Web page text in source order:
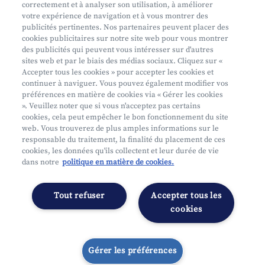
Phishing
Mifid
Privacy
Info juridique
Soumis au contrôle de l'OCM
Déclaration d'accessibilité
Gérer les préférences
correctement et à analyser son utilisation, à améliorer
votre expérience de navigation et à vous montrer des
publicités pertinentes. Nos partenaires peuvent placer des
cookies publicitaires sur notre site web pour vous montrer
des publicités qui peuvent vous intéresser sur d'autres
sites web et par le biais des médias sociaux. Cliquez sur «
Accepter tous les cookies » pour accepter les cookies et
continuer à naviguer. Vous pouvez également modifier vos
préférences en matière de cookies via « Gérer les cookies
». Veuillez noter que si vous n'acceptez pas certains
cookies, cela peut empêcher le bon fonctionnement du site
web. Vous trouverez de plus amples informations sur le
responsable du traitement, la finalité du placement de ces
cookies, les données qu'ils collectent et leur durée de vie
dans notre politique en matière de cookies.
Accepter tous les
cookies
Tout refuser
Gérer les préférences